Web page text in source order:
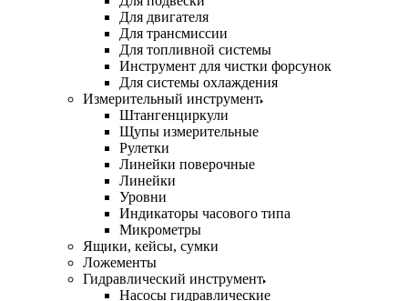
Для двигателя
Для трансмиссии
Для топливной системы
Инструмент для чистки форсунок
Для системы охлаждения
Измерительный инструмент
Штангенциркули
Щупы измерительные
Рулетки
Линейки поверочные
Линейки
Уровни
Индикаторы часового типа
Микрометры
Ящики, кейсы, сумки
Ложементы
Гидравлический инструмент
Насосы гидравлические